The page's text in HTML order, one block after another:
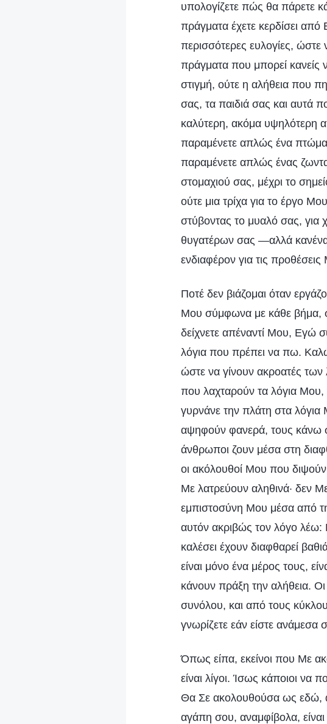
υπολογίζετε πώς θα πάρετε
πράγματα έχετε κερδίσει
περισσότερες ευλογίες,
πράγματα που μπορεί κανείς
στιγμή, ούτε η αλήθεια που
σας, τα παιδιά σας και αυτά
καλύτερη, ακόμα υψηλότερη
παραμένετε απλώς ένα
παραμένετε απλώς ένας
στομαχιού σας, μέχρι το
ούτε μια τρίχα για το έργο
στύβοντας το μυαλό σας, για
θυγατέρων σας —αλλά
ενδιαφέρον για τις
Ποτέ δεν βιάζομαι όταν
Μου σύμφωνα με κάθε βήμα,
δείχνετε απέναντί Μου, Εγώ
λόγια που πρέπει να πω.
ώστε να γίνουν ακροατές
που λαχταρούν τα λόγια
γυρνάνε την πλάτη στα
αψηφούν φανερά, τους κάνω
άνθρωποι ζουν μέσα στη
οι ακόλουθοί Μου που διψούν
Με λατρεύουν αληθινά· δεν
εμπιστοσύνη Μου μέσα από
αυτόν ακριβώς τον λόγο λέω:
καλέσει έχουν διαφθαρεί
είναι μόνο ένα μέρος τους,
κάνουν πράξη την αλήθεια.
συνόλου, και από τους
γνωρίζετε εάν είστε ανάμεσα
Όπως είπα, εκείνοι που Με
είναι λίγοι. Ίσως κάποιοι
Θα Σε ακολουθούσα ως εδώ,
αγάπη σου, αναμφίβολα,